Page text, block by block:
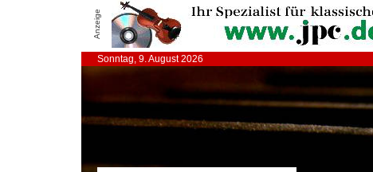
Anzeige
Sonntag, 9. August 2026